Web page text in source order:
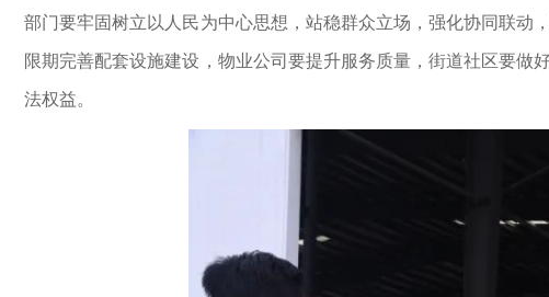
部门要牢固树立以人民为中心思想，站稳群众立场，强化协同联
限期完善配套设施建设，物业公司要提升服务质量，街道社区要
法权益。